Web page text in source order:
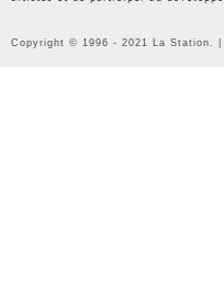
Copyright © 1996 - 2021 La Station. |